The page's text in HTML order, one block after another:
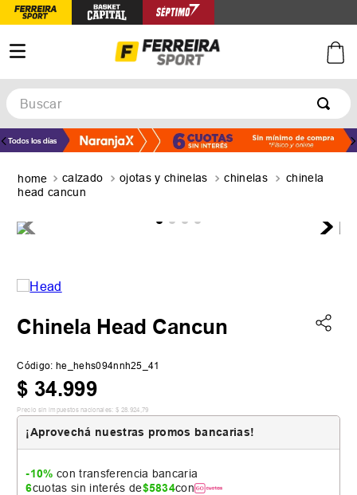
Buscar
calzado ojotas y chinelas chinelas
chinela
head cancun
Chinela Head Cancun
Código: he_hehs094nnh25_41
$ 34.999
Precio sin impuestos nacionales: $ 28 924 79
¡Aprovechá nuestras promos bancarias!
-10% con transferencia bancaria
6cuotas sin interés de$5834con
TÉRMINOS MÁS BUSCADOS
2.
zapatillas